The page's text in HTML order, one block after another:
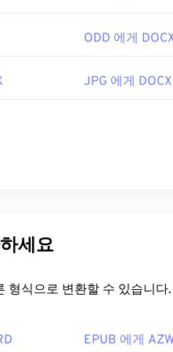
ODD 에게
JPG 에게 DOCX
세요
은 다른 형식으로 변환할 수 있습니다.
EPUB 에게